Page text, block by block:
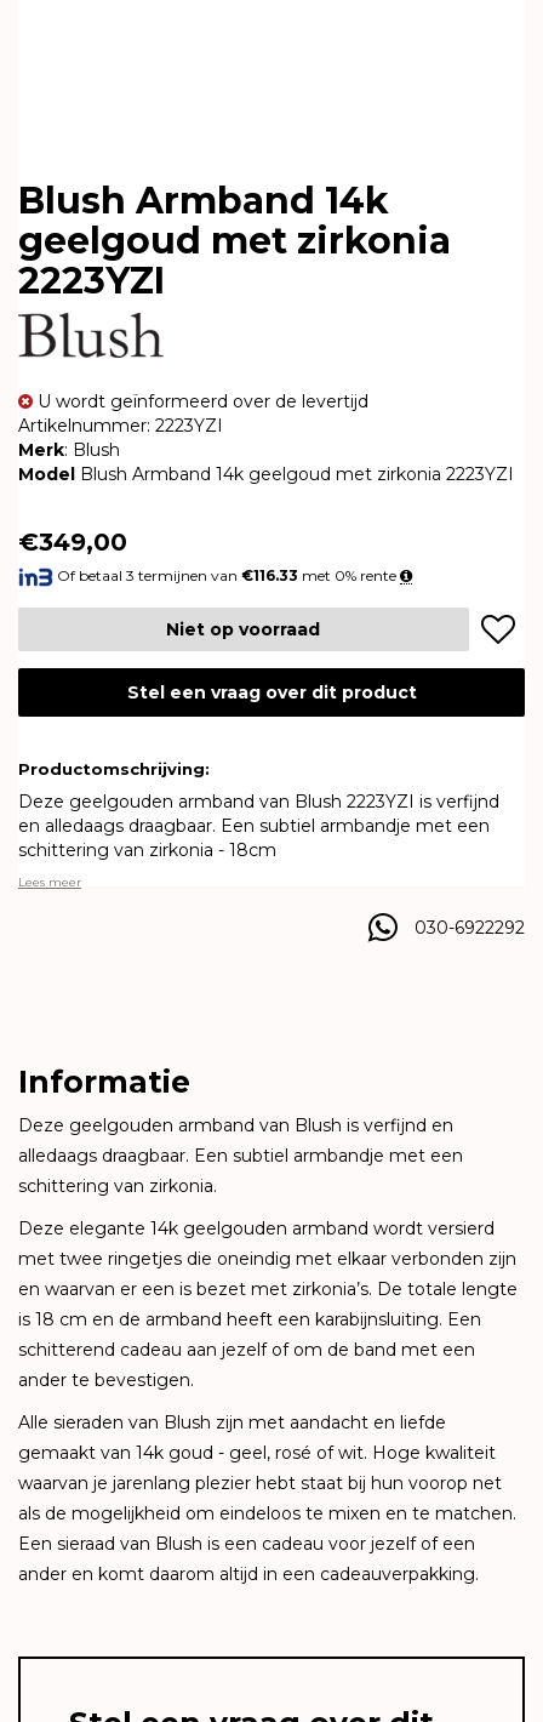
Blush Armband 14k
geelgoud met zirkonia
2223YZI
U wordt geïnformeerd over de levertijd
Artikelnummer: 2223YZI
Merk: Blush
Model Blush Armband 14k geelgoud met zirkonia 2223YZI
€349,00
Of betaal 3 termijnen van€116.33 met 0% rente
Niet op voorraad
Stel een vraag over dit product
Productomschrijving:
Deze geelgouden armband van Blush 2223YZI is verfijnd
en alledaags draagbaar. Een subtiel armbandje met een
schittering van zirkonia - 18cm
Lees meer
030-6922292
Informatie
Deze geelgouden armband van Blush is verfijnd en
alledaags draagbaar. Een subtiel armbandje met een
schittering van zirkonia.
Deze elegante 14k geelgouden armband wordt versierd
met twee ringetjes die oneindig met elkaar verbonden zijn
en waarvan er een is bezet met zirkonia’s. De totale lengte
is 18 cm en de armband heeft een karabijnsluiting. Een
schitterend cadeau aan jezelf of om de band met een
ander te bevestigen.
Alle sieraden van Blush zijn met aandacht en liefde
gemaakt van 14k goud - geel, rosé of wit. Hoge kwaliteit
waarvan je jarenlang plezier hebt staat bij hun voorop net
als de mogelijkheid om eindeloos te mixen en te matchen.
Een sieraad van Blush is een cadeau voor jezelf of een
ander en komt daarom altijd in een cadeauverpakking.